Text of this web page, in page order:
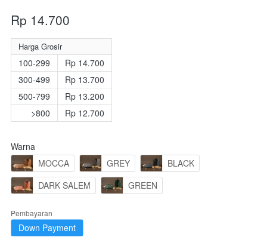
Rp 14.700
Harga Grosir
100-299
300-499
500-799
>800
Rp 14.700
Rp 13.700
Rp 13.200
Rp 12.700
Warna
MOCCA
GREY
BLACK
DARK SALEM
GREEN
Pembayaran
Down Payment